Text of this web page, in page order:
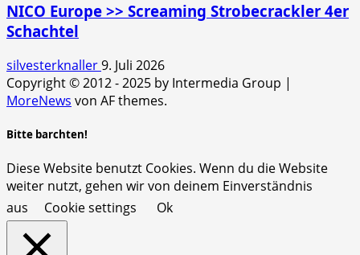
NICO Europe >> Screaming Strobecrackler 4er
Schachtel
silvesterknaller9. Juli 2026
Copyright © 2012 - 2025 by Intermedia Group |
MoreNews von AF themes.
Bitte barchten!
Diese Website benutzt Cookies. Wenn du die Website
weiter nutzt, gehen wir von deinem Einverständnis
aus
Cookie settings Ok